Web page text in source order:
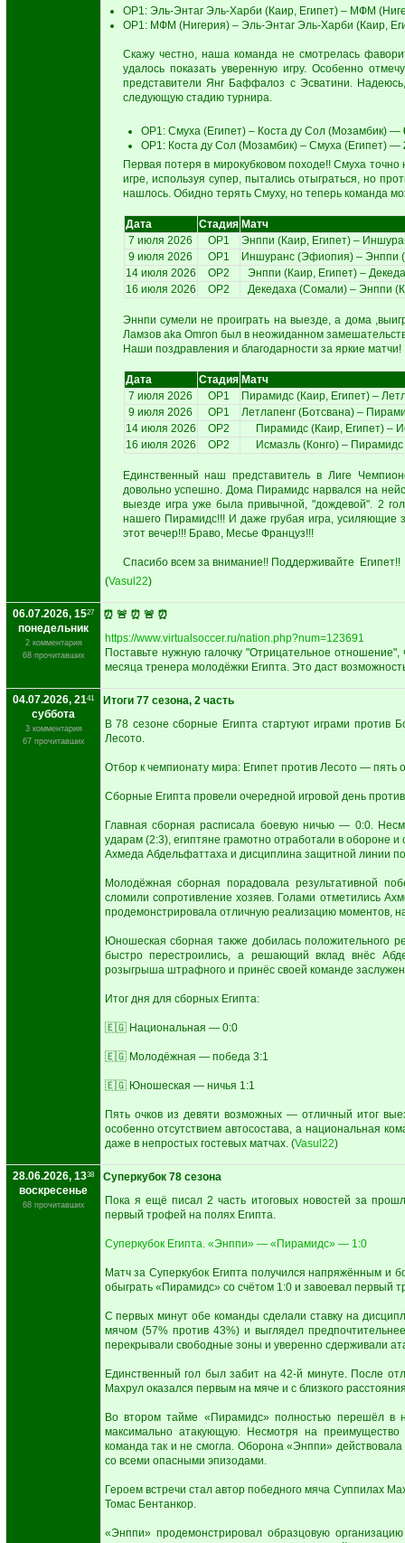
ОР1: Эль-Энтаг Эль-Харби (Каир, Египет) – МФМ
ОР1: МФМ (Нигерия) – Эль-Энтаг Эль-Харби (Каир,
Скажу честно, наша команда не смотрелась
удалось показать уверенную игру. Особенно
представители Янг Баффалоз с Эсватини.
следующую стадию турнира.
ОР1: Смуха (Египет) – Коста ду Сол (Мозамбик) —
ОР1: Коста ду Сол (Мозамбик) – Смуха (Египет) —
Первая потеря в мирокубковом походе!! Смуха
игре, используя супер, пытались отыграться, но
нашлось. Обидно терять Смуху, но теперь команда
Дата Стадия Матч
7 июля 2026
ОР1
Энппи (Каир, Египет) –
9 июля 2026
ОР1
Иншуранс (Эфиопия) – Энппи
14 июля 2026
ОР2
Энппи (Каир, Египет) –
16 июля 2026
ОР2 Декедаха (Сомали) – Энппи
Эннпи сумели не проиграть на выезде, а дома
Ламзов aka Omron был в неожиданном
Наши поздравления и благодарности за яркие матчи!
Дата Стадия Матч
7 июля 2026
ОР1
Пирамидс (Каир, Египет) –
9 июля 2026
ОР1
Летлапенг (Ботсвана) –
14 июля 2026
ОР2
Пирамидс (Каир, Египет) –
16 июля 2026
ОР2 Исмазль (Конго) –
Единственный наш представитель в Лиге
довольно успешно. Дома Пирамидс нарвался на
выезде игра уже была привычной, "дождевой". 2
нашего Пирамидс!!! И даже грубая игра, усиляющие
этот вечер!!! Браво, Месье Француз!!!
Спасибо всем за внимание!! Поддерживайте Египет!!
(Vasul22)
06.07.2026, 1527
понедельник
2 комментария
68 прочитавших
⏰️ 🚨 ⏰️ 🚨 ⏰️
https://www.virtualsoccer.ru/nation.php?num=123691
Поставьте нужную галочку "Отрицательное
месяца тренера молодёжки Египта. Это даст
04.07.2026, 2141
суббота
3 комментария
67 прочитавших
Итоги 77 сезона, 2 часть
В 78 сезоне сборные Египта стартуют играми против
Лесото.
Отбор к чемпионату мира: Египет против Лесото — пять
Сборные Египта провели очередной игровой день
Главная сборная расписала боевую ничью — 0:0.
ударам (2:3), египтяне грамотно отработали в обороне
Ахмеда Абдельфаттаха и дисциплина защитной линии
Молодёжная сборная порадовала результативной
сломили сопротивление хозяев. Голами отметились
продемонстрировала отличную реализацию моментов,
Юношеская сборная также добилась положительного
быстро перестроились, а решающий вклад внёс
розыгрыша штрафного и принёс своей команде
Итог дня для сборных Египта:
🇪🇬 Национальная — 0:0
🇪🇬 Молодёжная — победа 3:1
🇪🇬 Юношеская — ничья 1:1
Пять очков из девяти возможных — отличный итог
особенно отсутствием автосостава, а национальная
даже в непростых гостевых матчах. (Vasul22)
28.06.2026, 1338
воскресенье
68 прочитавших
Суперкубок 78 сезона
Пока я ещё писал 2 часть итоговых новостей за
первый трофей на полях Египта.
Суперкубок Египта. «Энппи» — «Пирамидс» — 1:0
Матч за Суперкубок Египта получился напряжённым и
обыграть «Пирамидс» со счётом 1:0 и завоевал первый
С первых минут обе команды сделали ставку на
мячом (57% против 43%) и выглядел
перекрывали свободные зоны и уверенно сдерживали
Единственный гол был забит на 42-й минуте. После
Махрул оказался первым на мяче и с близкого
Во втором тайме «Пирамидс» полностью перешёл в
максимально атакующую. Несмотря на
команда так и не смогла. Оборона «Энппи»
со всеми опасными эпизодами.
Героем встречи стал автор победного мяча Суппилах
Томас Бентанкор.
«Энппи» продемонстрировал образцовую